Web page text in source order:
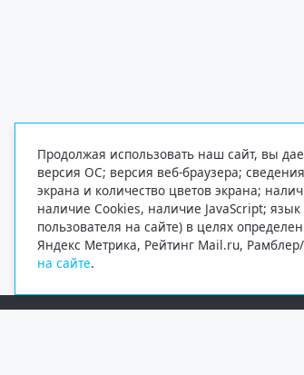
Продолжая использовать наш сайт, вы
версия ОС; версия веб-браузера;
экрана и количество цветов экрана;
наличие Cookies, наличие JavaScript;
пользователя на сайте) в целях
Яндекс Метрика, Рейтинг Mail.ru, Рамблер/
на сайте.